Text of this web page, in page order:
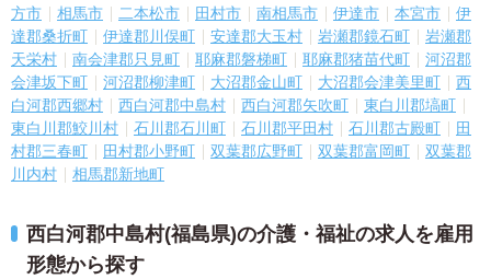
方市
相馬市 二本松市 田村市 南相馬市 伊達市 本宮市
伊
達郡桑折町
伊達郡川俣町 安達郡大玉村 岩瀬郡鏡石町
岩瀬郡
天栄村
南会津郡只見町 耶麻郡磐梯町 耶麻郡猪苗代町
河沼郡
会津坂下町
河沼郡柳津町 大沼郡金山町 大沼郡会津美里町
西
白河郡西郷村
西白河郡中島村 西白河郡矢吹町
東白川郡塙町
東白川郡鮫川村
石川郡石川町 石川郡平田村 石川郡古殿町
田
村郡三春町
田村郡小野町 双葉郡広野町 双葉郡富岡町
双葉郡
川内村
相馬郡新地町
西白河郡中島村(福島県)の介護・福祉の求人を雇用
形態から探す